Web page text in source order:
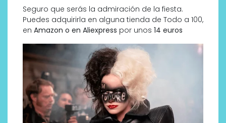
Seguro que serás la admiración de la fiesta.
Puedes adquirirla en alguna tienda de Todo a 100,
en Amazon o en Aliexpress por unos 14 euros